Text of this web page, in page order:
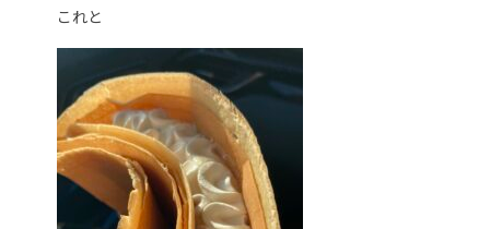
これと